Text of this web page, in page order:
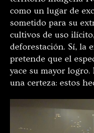
como un lugar de
sometido para su
cultivos de uso
deforestación. Sí, la
pretende que el
yace su mayor
una certeza: estos